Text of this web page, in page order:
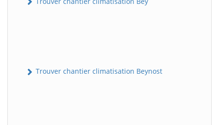
Trouver chantier climatisation Beynost